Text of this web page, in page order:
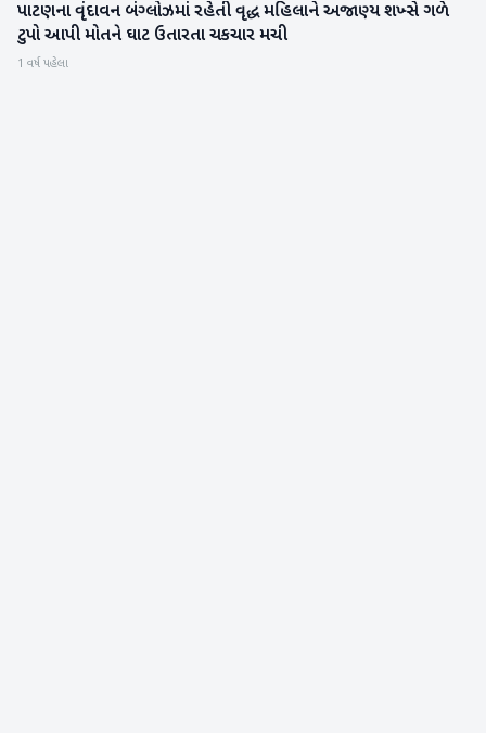
પાટણ
પાટણના વૃંદાવન બંગ્લોઝમાં રહેતી વૃદ્ધ મહિલાને અજાણ્ય શખ્સે ગળે
ટુપો આપી મોતને ઘાટ ઉતારતા ચકચાર મચી
1 વર્ષ પહેલા